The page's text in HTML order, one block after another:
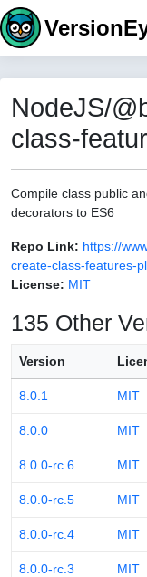
NodeJS/
class-
Compile class public
decorators to ES6
Repo Link: https://
create-class-features-
License: MIT
135 Other
Version
8.0.1 MIT
8.0.0 MIT
8.0.0-rc.6 MIT
8.0.0-rc.5 MIT
8.0.0-rc.4 MIT
8.0.0-rc.3 MIT